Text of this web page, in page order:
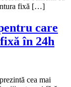
fixă […]
care
în 24h
cea mai